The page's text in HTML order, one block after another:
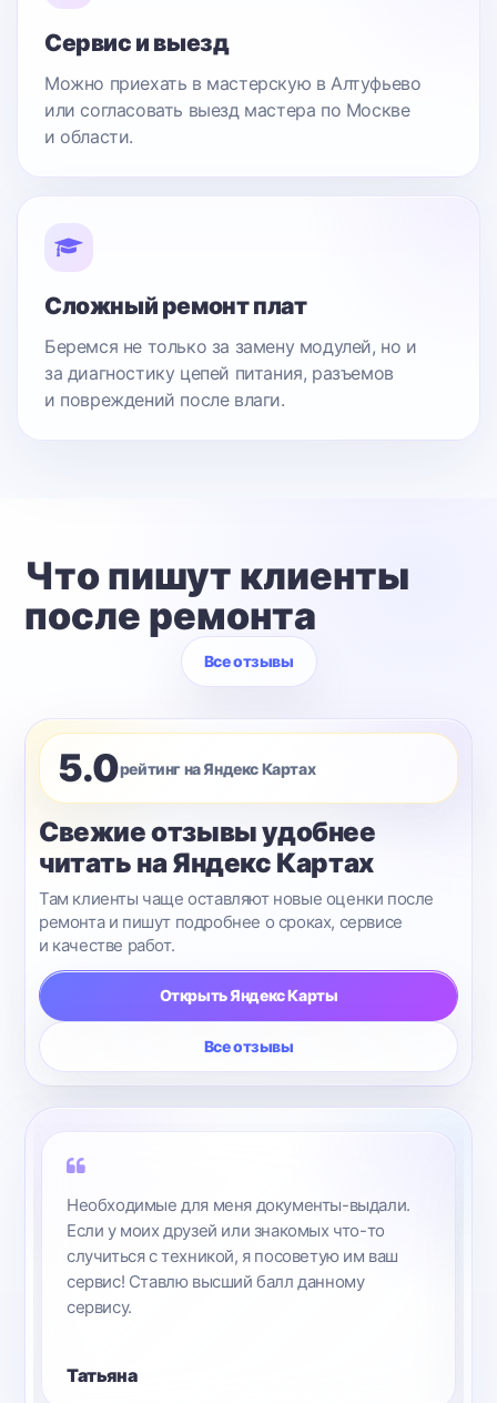
Сервис и выезд
Можно приехать в мастерскую в Алтуфьево
или согласовать выезд мастера по Москве
и области.
Сложный ремонт плат
Беремся не только за замену модулей, но и
за диагностику цепей питания, разъемов
и повреждений после влаги.
Что пишут клиенты
после ремонта
Все отзывы
5.0рейтинг на Яндекс Картах
Свежие отзывы удобнее
читать на Яндекс Картах
Там клиенты чаще оставляют новые оценки после
ремонта и пишут подробнее о сроках, сервисе
и качестве работ.
Открыть Яндекс Карты
Все отзывы
Необходимые для меня документы-выдали.
Если у моих друзей или знакомых что-то
случиться с техникой, я посоветую им ваш
сервис! Ставлю высший балл данному
сервису.
Татьяна